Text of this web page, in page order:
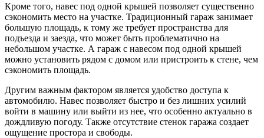
Кроме того, навес под одной крышей позволяет существенно
сэкономить место на участке. Традиционный гараж занимает
большую площадь, к тому же требует пространства для
подъезда и заезда, что может быть проблематично на
небольшом участке. А гараж с навесом под одной крышей
можно установить рядом с домом или пристроить к стене, чем
сэкономить площадь.
Другим важным фактором является удобство доступа к
автомобилю. Навес позволяет быстро и без лишних усилий
войти в машину или выйти из нее, что особенно актуально в
дождливую погоду. Также отсутствие стенок гаража создает
ощущение простора и свободы.